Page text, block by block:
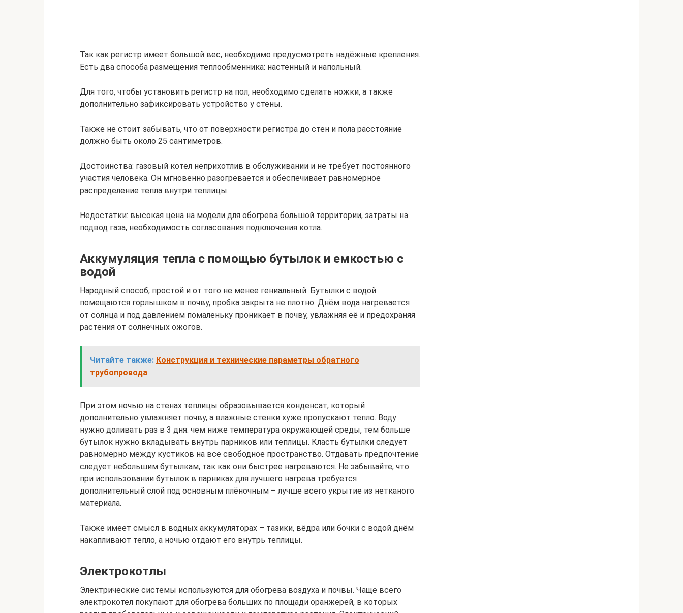
Так как регистр имеет большой вес, необходимо предусмотреть надёжные крепления.
Есть два способа размещения теплообменника: настенный и напольный.
Для того, чтобы установить регистр на пол, необходимо сделать ножки, а также
дополнительно зафиксировать устройство у стены.
Также не стоит забывать, что от поверхности регистра до стен и пола расстояние
должно быть около 25 сантиметров.
Достоинства: газовый котел неприхотлив в обслуживании и не требует постоянного
участия человека. Он мгновенно разогревается и обеспечивает равномерное
распределение тепла внутри теплицы.
Недостатки: высокая цена на модели для обогрева большой территории, затраты на
подвод газа, необходимость согласования подключения котла.
Аккумуляция тепла с помощью бутылок и емкостью с
водой
Народный способ, простой и от того не менее гениальный. Бутылки с водой
помещаются горлышком в почву, пробка закрыта не плотно. Днём вода нагревается
от солнца и под давлением помаленьку проникает в почву, увлажняя её и предохраняя
растения от солнечных ожогов.
Читайте также: Конструкция и технические параметры обратного
трубопровода
При этом ночью на стенах теплицы образовывается конденсат, который
дополнительно увлажняет почву, а влажные стенки хуже пропускают тепло. Воду
нужно доливать раз в 3 дня: чем ниже температура окружающей среды, тем больше
бутылок нужно вкладывать внутрь парников или теплицы. Класть бутылки следует
равномерно между кустиков на всё свободное пространство. Отдавать предпочтение
следует небольшим бутылкам, так как они быстрее нагреваются. Не забывайте, что
при использовании бутылок в парниках для лучшего нагрева требуется
дополнительный слой под основным плёночным – лучше всего укрытие из нетканого
материала.
Также имеет смысл в водных аккумуляторах – тазики, вёдра или бочки с водой днём
накапливают тепло, а ночью отдают его внутрь теплицы.
Электрокотлы
Электрические системы используются для обогрева воздуха и почвы. Чаще всего
электрокотел покупают для обогрева больших по площади оранжерей, в которых